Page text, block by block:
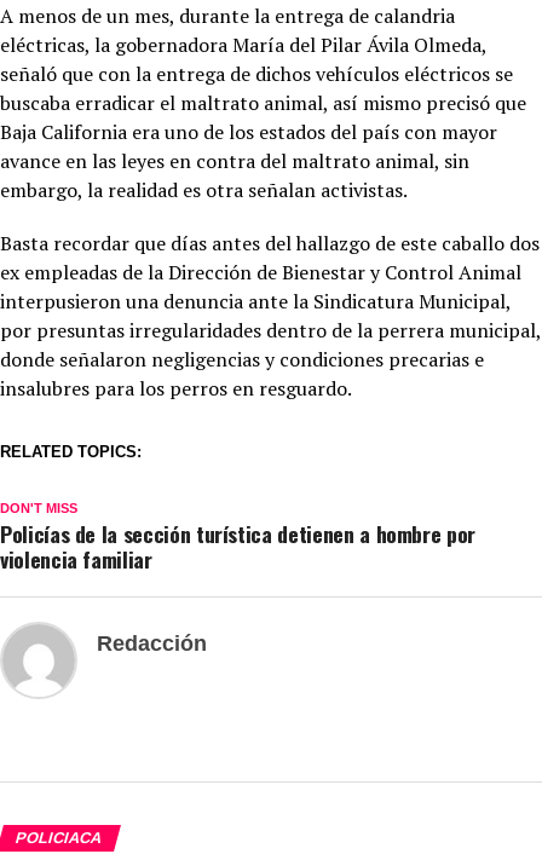
A menos de un mes, durante la entrega de calandria
eléctricas, la gobernadora María del Pilar Ávila Olmeda,
señaló que con la entrega de dichos vehículos eléctricos se
buscaba erradicar el maltrato animal, así mismo precisó que
Baja California era uno de los estados del país con mayor
avance en las leyes en contra del maltrato animal, sin
embargo, la realidad es otra señalan activistas.
Basta recordar que días antes del hallazgo de este caballo dos
ex empleadas de la Dirección de Bienestar y Control Animal
interpusieron una denuncia ante la Sindicatura Municipal,
por presuntas irregularidades dentro de la perrera municipal,
donde señalaron negligencias y condiciones precarias e
insalubres para los perros en resguardo.
RELATED TOPICS:
DON'T MISS
Policías de la sección turística detienen a hombre por
violencia familiar
Redacción
POLICIACA